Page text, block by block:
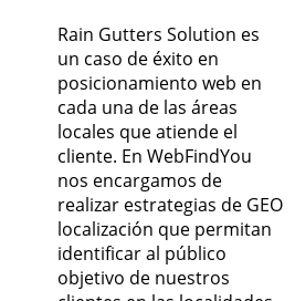
Rain Gutters Solution es
un caso de éxito en
posicionamiento web en
cada una de las áreas
locales que atiende el
cliente. En WebFindYou
nos encargamos de
realizar estrategias de GEO
localización que permitan
identificar al público
objetivo de nuestros